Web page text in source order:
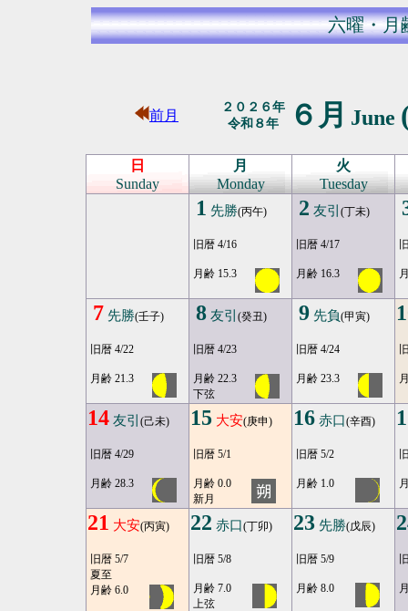
六曜・月
前月
２０２６年
令和８年
６月 June
日
Sunday
月
Monday
火
Tuesday
1 先勝(丙午)
旧暦 4/16
月齢 15.3
2 友引 (丁未)
旧暦 4/17
月齢 16.3
7 先勝(壬子)
旧暦 4/22
月齢 21.3
8 友引 (癸丑)
旧暦 4/23
月齢 22.3
下弦
9 先負(甲寅)
旧暦 4/24
月齢 23.3
14 友引 (己未)
旧暦 4/29
月齢 28.3
15 大安(庚申)
旧暦 5/1
月齢 0.0
新月
16 赤口(辛酉)
旧暦 5/2
月齢 1.0
21 大安(丙寅)
旧暦 5/7
夏至
月齢 6.0
22 赤口(丁卯)
旧暦 5/8
月齢 7.0
上弦
23 先勝(戊辰)
旧暦 5/9
月齢 8.0